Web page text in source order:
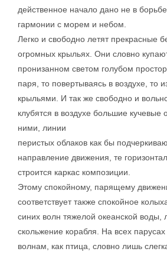
действенное начало дано не в
гармонии с морем и небом.
Легко и свободно летят прекрасные
огромных крыльях. Они словно
пронизанном светом голубом
паря, то повертываясь в воздухе, то
крыльями. И так же свободно и
клубятся в воздухе большие кучевые
ними, линии
перистых облаков как бы
направление движения, те
строится каркас композиции.
Этому спокойному, парящему
соответствует также спокойное
синих волн тяжелой океанской воды,
скольжение корабля. На всех
волнам, как птица, словно лишь